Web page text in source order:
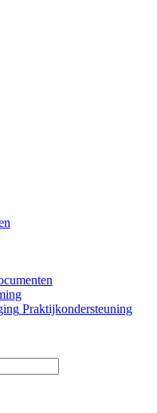
Praktijk­ondersteuning